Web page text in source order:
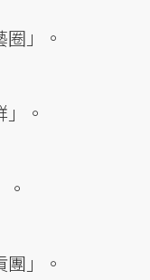
」。
。
」。